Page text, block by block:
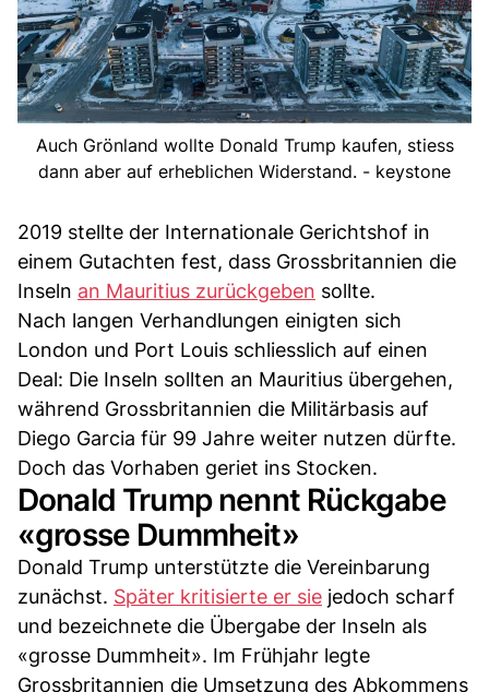
Auch Grönland wollte Donald Trump kaufen, stiess
dann aber auf erheblichen Widerstand. - keystone
2019 stellte der Internationale Gerichtshof in
einem Gutachten fest, dass Grossbritannien die
Inseln an Mauritius zurückgeben sollte.
Nach langen Verhandlungen einigten sich
London und Port Louis schliesslich auf einen
Deal: Die Inseln sollten an Mauritius übergehen,
während Grossbritannien die Militärbasis auf
Diego Garcia für 99 Jahre weiter nutzen dürfte.
Doch das Vorhaben geriet ins Stocken.
Donald Trump nennt Rückgabe
«grosse Dummheit»
Donald Trump unterstützte die Vereinbarung
zunächst. Später kritisierte er sie jedoch scharf
und bezeichnete die Übergabe der Inseln als
«grosse Dummheit». Im Frühjahr legte
Grossbritannien die Umsetzung des Abkommens